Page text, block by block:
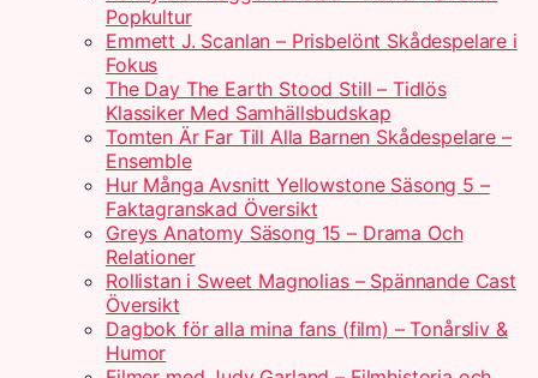
Popkultur
Emmett J. Scanlan – Prisbelönt Skådespelare i
Fokus
The Day The Earth Stood Still – Tidlös
Klassiker Med Samhällsbudskap
Tomten Är Far Till Alla Barnen Skådespelare –
Ensemble
Hur Många Avsnitt Yellowstone Säsong 5 –
Faktagranskad Översikt
Greys Anatomy Säsong 15 – Drama Och
Relationer
Rollistan i Sweet Magnolias – Spännande Cast
Översikt
Dagbok för alla mina fans (film) – Tonårsliv &
Humor